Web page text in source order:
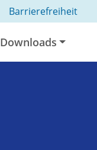
Barrierefreiheit
Downloads